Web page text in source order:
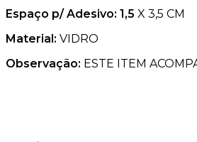
Espaço p/ Adesivo: 1,5 X 3,5 CM
Material: VIDRO
Observação: ESTE ITEM